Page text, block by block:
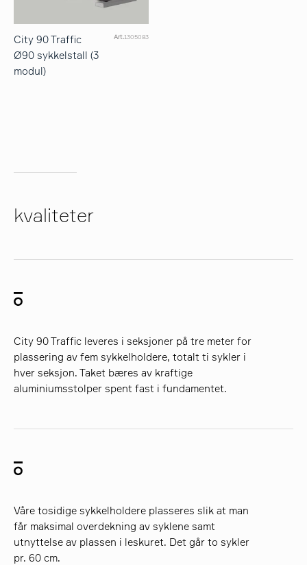
City 90 Traffic
Ø90 sykkelstall (3
modul)
Art.1305083
kvaliteter
City 90 Traffic leveres i seksjoner på tre meter for
plassering av fem sykkelholdere, totalt ti sykler i
hver seksjon. Taket bæres av kraftige
aluminiumsstolper spent fast i fundamentet.
Våre tosidige sykkelholdere plasseres slik at man
får maksimal overdekning av syklene samt
utnyttelse av plassen i leskuret. Det går to sykler
pr. 60 cm.